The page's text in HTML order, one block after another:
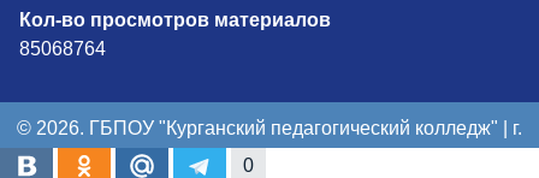
0
Кол-во просмотров материалов
85068764
© 2026. ГБПОУ "Курганский педагогический колледж" | г.
Курган